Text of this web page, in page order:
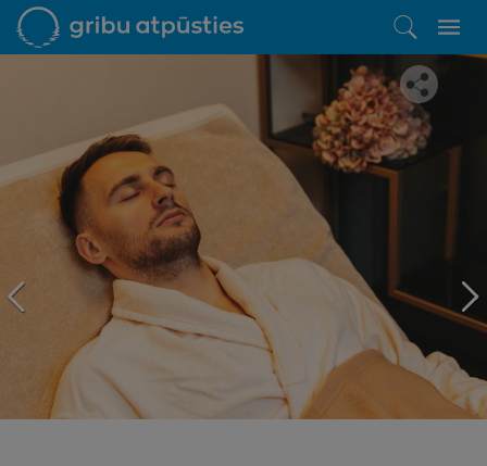
Iepatikās šis piedāvājums?
Līdz brīnišķīgai atpūtai atlikuši tikai daži soļi
PĒRKU